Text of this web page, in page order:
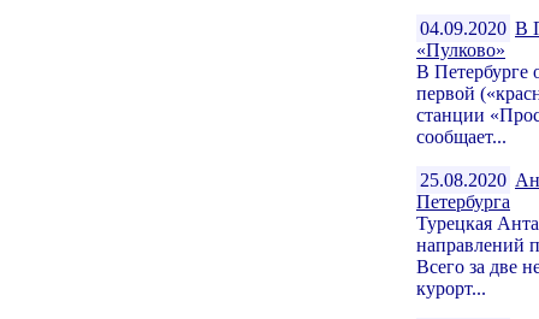
04.09.2020 В
«Пулково»
В Петербурге
первой
станции
сообщает...
25.08.2020
Петербурга
Турецкая
направлений
Всего за две
курорт...